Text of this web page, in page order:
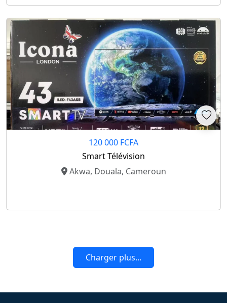
120 000 FCFA
Smart Télévision
Akwa, Douala, Cameroun
Charger plus...